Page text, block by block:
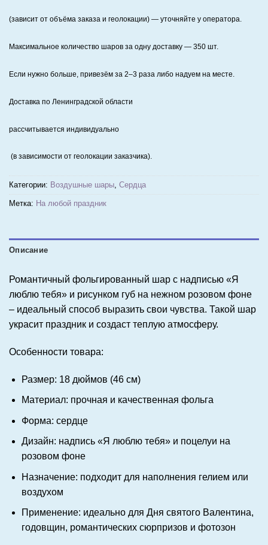
(зависит от объёма заказа и геолокации) — уточняйте у оператора.
Максимальное количество шаров за одну доставку — 350 шт.
Если нужно больше, привезём за 2–3 раза либо надуем на месте.
Доставка по Ленинградской области
рассчитывается индивидуально
(в зависимости от геолокации заказчика).
Категории: Воздушные шары, Сердца
Метка: На любой праздник
Описание
Романтичный фольгированный шар с надписью «Я
люблю тебя» и рисунком губ на нежном розовом фоне
– идеальный способ выразить свои чувства. Такой шар
украсит праздник и создаст теплую атмосферу.
Особенности товара:
Размер: 18 дюймов (46 см)
Материал: прочная и качественная фольга
Форма: сердце
Дизайн: надпись «Я люблю тебя» и поцелуи на
розовом фоне
Назначение: подходит для наполнения гелием или
воздухом
Применение: идеально для Дня святого Валентина,
годовщин, романтических сюрпризов и фотозон